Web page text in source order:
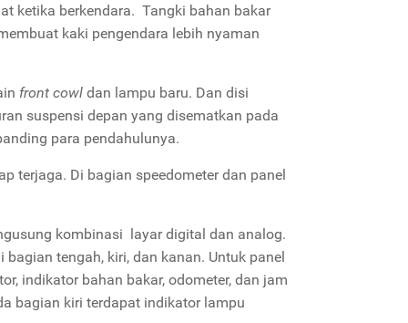
ketika berkendara. Tangki bahan bakar
kaki pengendara lebih nyaman
front cowl dan lampu baru. Dan disi
suspensi depan yang disematkan pada
para pendahulunya.
terjaga. Di bagian speedometer dan panel
kombinasi layar digital dan analog.
tengah, kiri, dan kanan. Untuk panel
indikator bahan bakar, odometer, dan jam
bagian kiri terdapat indikator lampu